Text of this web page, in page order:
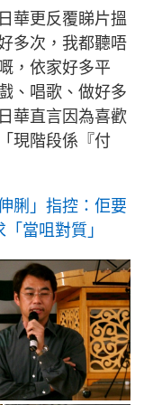
華更反覆睇片搵
多次，我都聽唔
，依家好多平
、唱歌、做好多
華直言因為喜歡
現階段係『付
脷」指控：佢要
當咀對質」